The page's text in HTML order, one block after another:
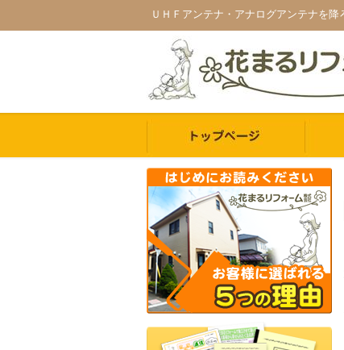
ＵＨＦアンテナ・アナログアンテナを降